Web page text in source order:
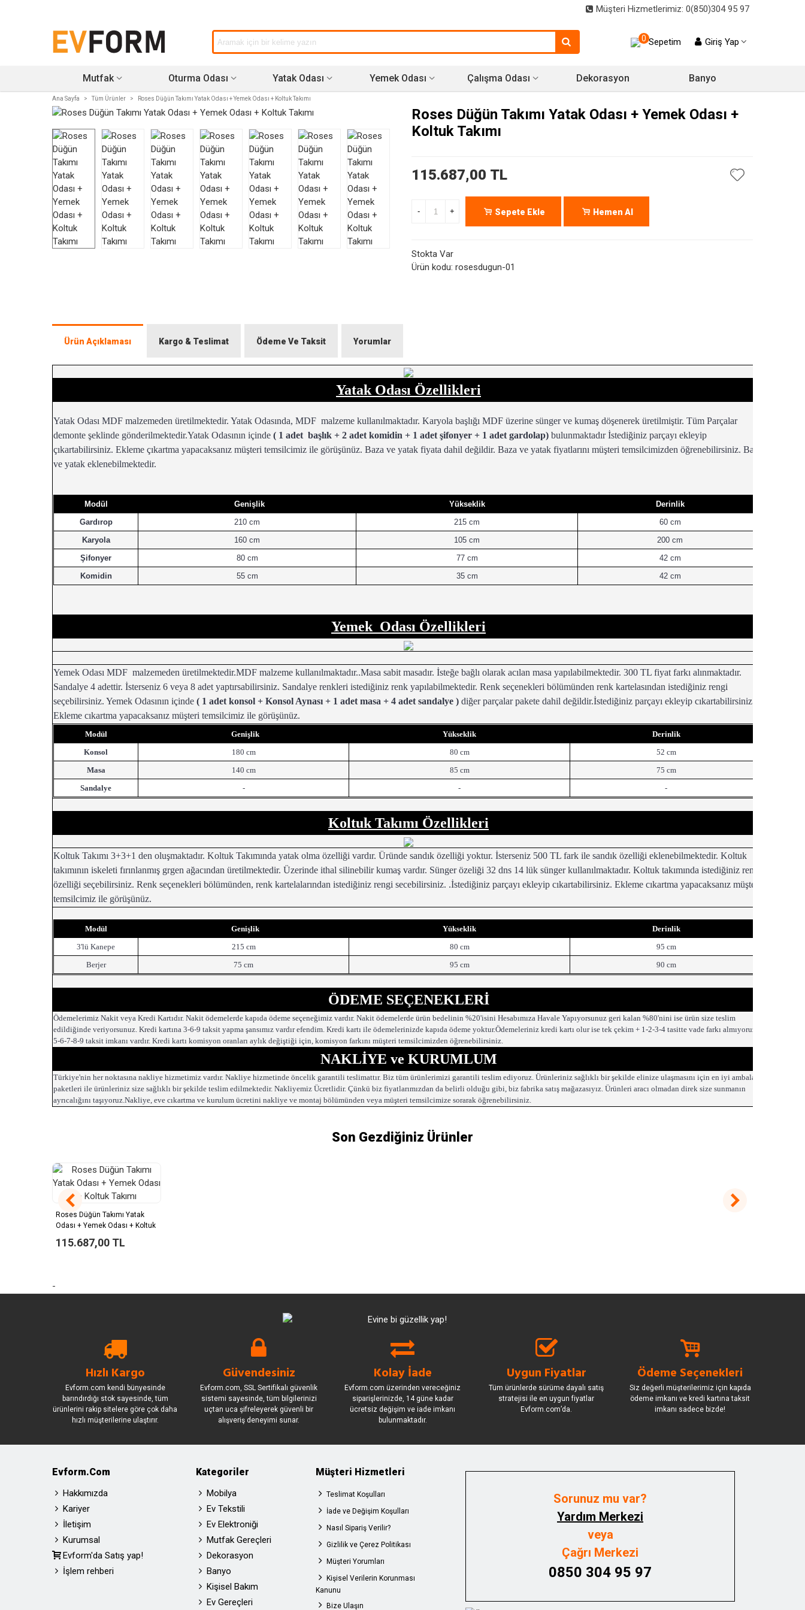
Müşteri Hizmetlerimiz: 0(850)304 95 97
0 Sepetim Giriş Yap
Mutfak Oturma Odası Yatak Odası Yemek Odası Çalışma Odası Dekorasyon Banyo
Ana Sayfa > Tüm Ürünler > Roses Düğün Takımı Yatak Odası + Yemek Odası + Koltuk Takımı
Roses Düğün Takımı Yatak Odası + Yemek Odası +
Koltuk Takımı
115.687,00 TL
- + Sepete Ekle Hemen Al
Stokta Var
Ürün kodu: rosesdugun-01
Ürün Açıklaması Kargo & Teslimat Ödeme Ve Taksit Yorumlar
Yatak Odası Özellikleri
Yatak Odası MDF malzemeden üretilmektedir. Yatak Odasında, MDF malzeme kullanılmaktadır. Karyola başlığı MDF üzerine sünger ve kumaş döşenerek üretilmiştir. Tüm Parçalar
demonte şeklinde gönderilmektedir.Yatak Odasının içinde ( 1 adet başlık + 2 adet komidin + 1 adet şifonyer + 1 adet gardolap) bulunmaktadır İstediğiniz parçayı ekleyip
çıkartabilirsiniz. Ekleme çıkartma yapacaksanız müşteri temsilcimiz ile görüşünüz. Baza ve yatak fiyata dahil değildir. Baza ve yatak fiyatlarını müşteri temsilcimizden öğrenebilirsiniz. Baza
ve yatak eklenebilmektedir.
Modül Genişlik Yükseklik
Derinlik
Gardırop
210 cm 215 cm
60 cm
Karyola
160 cm 105 cm
200 cm
Şifonyer
80 cm 77 cm
42 cm
Komidin
55 cm 35 cm 42 cm
Yemek Odası Özellikleri
Yemek Odası MDF malzemeden üretilmektedir.MDF malzeme kullanılmaktadır..Masa sabit masadır. İsteğe bağlı olarak acılan masa yapılabilmektedir. 300 TL fiyat farkı alınmaktadır.
Sandalye 4 adettir. İsterseniz 6 veya 8 adet yaptırsabilirsiniz. Sandalye renkleri istediğiniz renk yapılabilmektedir. Renk seçenekleri bölümünden renk kartelasından istediğiniz rengi
seçebilirsiniz. Yemek Odasının içinde ( 1 adet konsol + Konsol Aynası + 1 adet masa + 4 adet sandalye ) diğer parçalar pakete dahil değildir.İstediğiniz parçayı ekleyip cıkartabilirsiniz.
Ekleme cıkartma yapacaksanız müşteri temsilcimiz ile görüşünüz.
Modül Genişlik Yükseklik
Derinlik
Konsol
180 cm 80 cm
52 cm
Masa
140 cm 85 cm
75 cm
Sandalye
- - -
Koltuk Takımı Özellikleri
Koltuk Takımı 3+3+1 den oluşmaktadır. Koltuk Takımında yatak olma özelliği vardır. Üründe sandık özelliği yoktur. İsterseniz 500 TL fark ile sandık özelliği eklenebilmektedir. Koltuk
takımının iskeleti fırınlanmış grgen ağacından üretilmektedir. Üzerinde ithal silinebilir kumaş vardır. Sünger özeliği 32 dns 14 lük sünger kullanılmaktadır. Koltuk takımında istediğiniz renk
özelliği seçebilirsiniz. Renk seçenekleri bölümünden, renk kartelalarından istediğiniz rengi secebilirsiniz. .İstediğiniz parçayı ekleyip cıkartabilirsiniz. Ekleme cıkartma yapacaksanız müşteri
temsilcimiz ile görüşünüz.
Modül Genişlik Yükseklik
Derinlik
3'lü Kanepe
215 cm 80 cm
95 cm
Berjer
75 cm 95 cm 90 cm
ÖDEME SEÇENEKLERİ
Ödemelerimiz Nakit veya Kredi Kartıdır. Nakit ödemelerde kapıda ödeme seçeneğimiz vardır. Nakit ödemelerde ürün bedelinin %20'isini Hesabımıza Havale Yapıyorsunuz geri kalan %80'nini ise ürün size teslim
edildiğinde veriyorsunuz. Kredi kartına 3-6-9 taksit yapma şansımız vardır efendim. Kredi kartı ile ödemelerinizde kapıda ödeme yoktur.Ödemeleriniz kredi kartı olur ise tek çekim + 1-2-3-4 tasitte vade farkı almıyoruz.
5-6-7-8-9 taksit imkanı vardır. Kredi kartı komisyon oranları aylık değiştiği için, komisyon farkını müşteri temsilcimizden öğrenebilirsiniz.
NAKLİYE ve KURUMLUM
Türkiye'nin her noktasına nakliye hizmetimiz vardır. Nakliye hizmetinde öncelik garantili teslimattır. Biz tüm ürünlerimizi garantili teslim ediyoruz. Ürünleriniz sağlıklı bir şekilde elinize ulaşmasını için en iyi ambalaj
paketleri ile ürünleriniz size sağlıklı bir şekilde teslim edilmektedir. Nakliyemiz Ücretlidir. Çünkü biz fiyatlarımızdan da belirli olduğu gibi, biz fabrika satış mağazasıyız. Ürünleri aracı olmadan direk size sunmanın
ayrıcalığını taşıyoruz.Nakliye, eve cıkartma ve kurulum ücretini nakliye ve montaj bölümünden veya müşteri temsilcimize sorarak öğrenebilirsiniz.
Son Gezdiğiniz Ürünler
Roses Düğün Takımı Yatak
Odası + Yemek Odası + Koltuk
115.687,00 TL
-
Hızlı Kargo
Evform.com kendi bünyesinde
barındırdığı stok sayesinde, tüm
ürünlerini rakip sitelere göre çok daha
hızlı müşterilerine ulaştırır.
Güvendesiniz
Evform.com, SSL Sertifikalı güvenlik
sistemi sayesinde, tüm bilgilerinizi
uçtan uca şifreleyerek güvenli bir
alışveriş deneyimi sunar.
Kolay İade
Evform.com üzerinden vereceğiniz
siparişlerinizde, 14 güne kadar
ücretsiz değişim ve iade imkanı
bulunmaktadır.
Uygun Fiyatlar
Tüm ürünlerde sürüme dayalı satış
stratejisi ile en uygun fiyatlar
Evform.com’da.
Ödeme Seçenekleri
Siz değerli müşterilerimiz için kapıda
ödeme imkanı ve kredi kartına taksit
imkanı sadece bizde!
Evform.com
Hakkımızda
Kariyer
İletişim
Kurumsal
Evform'da Satış yap!
İşlem rehberi
Kategoriler
Mobilya
Ev Tekstili
Ev Elektroniği
Mutfak Gereçleri
Dekorasyon
Banyo
Kişisel Bakım
Ev Gereçleri
Müşteri Hizmetleri
Teslimat Koşulları
İade ve Değişim Koşulları
Nasıl Sipariş Verilir?
Gizlilik ve Çerez Politikası
Müşteri Yorumları
Kişisel Verilerin Korunması
Kanunu
Bize Ulaşın
Sorunuz mu var?
Yardım Merkezi
veya
Çağrı Merkezi
0850 304 95 97